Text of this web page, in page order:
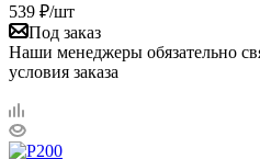
539 ₽/шт
Под заказ
Наши менеджеры обязательно
условия заказа